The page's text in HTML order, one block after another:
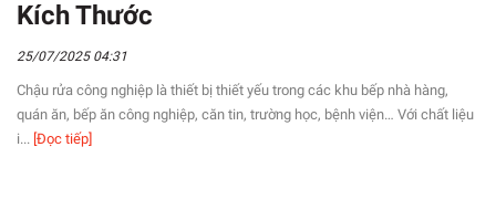
Kích Thước
25/07/2025 04:31
Chậu rửa công nghiệp là thiết bị thiết yếu trong các khu bếp nhà hàng,
quán ăn, bếp ăn công nghiệp, căn tin, trường học, bệnh viện… Với chất liệu
i... [Đọc tiếp]